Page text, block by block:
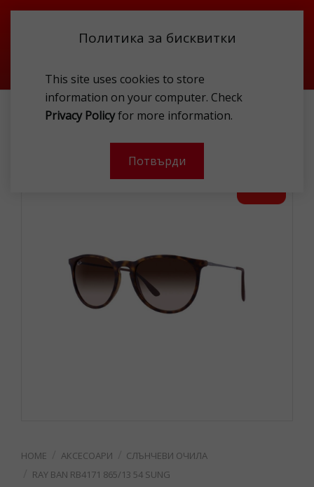
Политика за бисквитки
This site uses cookies to store
information on your computer. Check
Privacy Policyfor more information.
Потвърди
АКСЕСОАРИ
СЛЪНЧЕВИ ОЧИЛА
RAY BAN RB4171 865/13 54 SUNG
АКСЕСОАРИ
СЛЪНЧЕВИ ОЧИЛА
RAY BAN RB4171 865/13 54 SUNG